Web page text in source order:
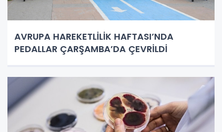
AVRUPA HAREKETLİLİK HAFTASI’NDA
PEDALLAR ÇARŞAMBA’DA ÇEVRİLDİ